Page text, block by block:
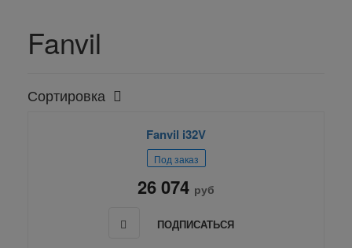
Fanvil
Сортировка
Fanvil i32V
Под заказ
26 074 руб
ПОДПИСАТЬСЯ